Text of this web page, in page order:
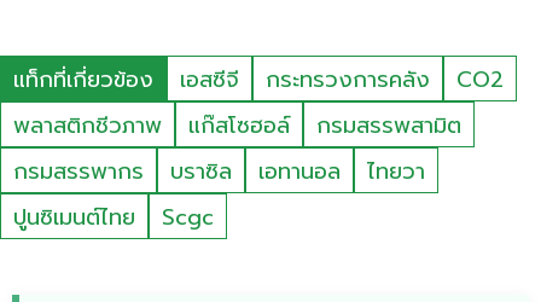
แท็กที่เกี่ยวข้อง เอสซีจี กระทรวงการคลัง
CO2
พลาสติกชีวภาพ
แก๊สโซฮอล์
กรมสรรพสามิต
กรมสรรพากร
บราซิล เอทานอล
ไทยวา
ปูนซิเมนต์ไทย
Scgc